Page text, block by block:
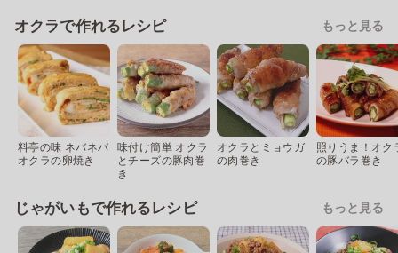
オクラで作れるレシピ もっと見る
料亭の味 ネバネバ
オクラの卵焼き
味付け簡単 オクラ
とチーズの豚肉巻
き
オクラとミョウガ
の肉巻き
照りうま！オク
の豚バラ巻き
じゃがいもで作れるレシピ もっと見る